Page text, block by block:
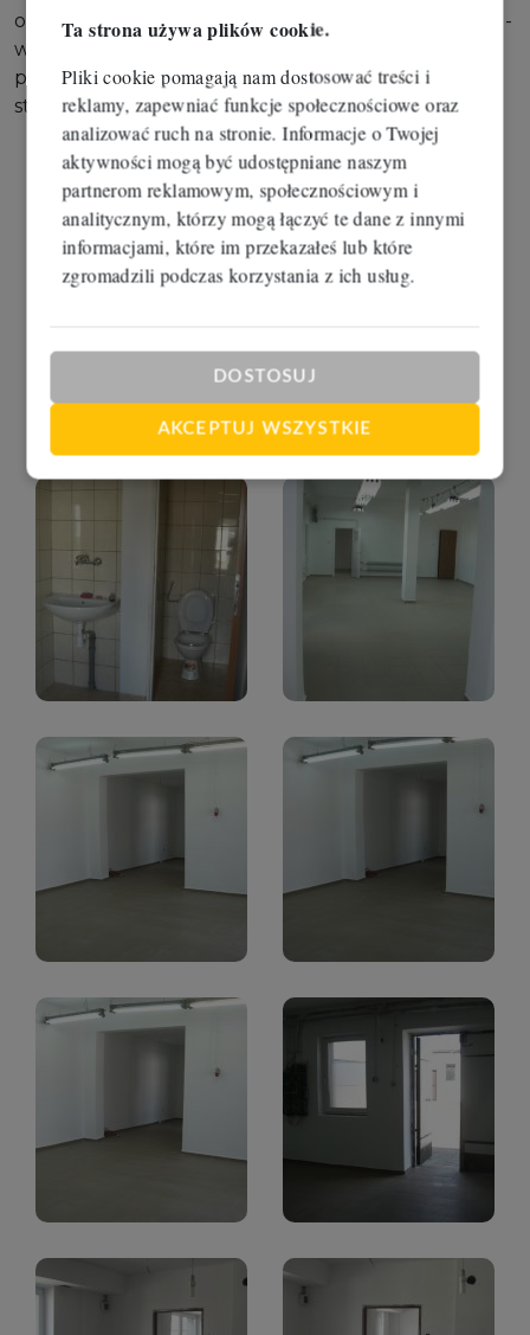
Ta strona używa plików cookie.
Pliki cookie pomagają nam dostosować treści i
reklamy, zapewniać funkcje społecznościowe oraz
analizować ruch na stronie. Informacje o Twojej
aktywności mogą być udostępniane naszym
partnerom reklamowym, społecznościowym i
analitycznym, którzy mogą łączyć te dane z innymi
informacjami, które im przekazałeś lub które
zgromadzili podczas korzystania z ich usług.
DOSTOSUJ
AKCEPTUJ WSZYSTKIE
ogrzewana, budynek ocieplony. Nie pyląca podłoga -
wszędzie kafle. Lokal cały po remoncie. Nowe
pomieszczenia sanitarne i socjalne. Sama hala
stanowi prawie połowę lokalu. Okazja.